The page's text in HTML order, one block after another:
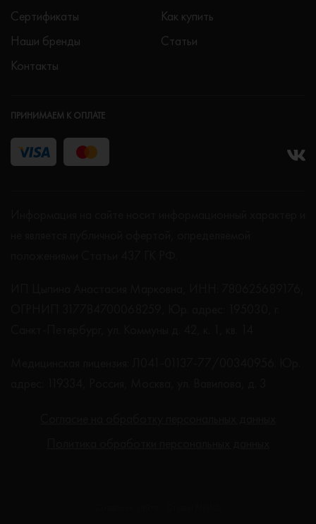
Сертификаты
Наши бренды
Контакты
Как купить
Статьи
ПРИНИМАЕМ К ОПЛАТЕ